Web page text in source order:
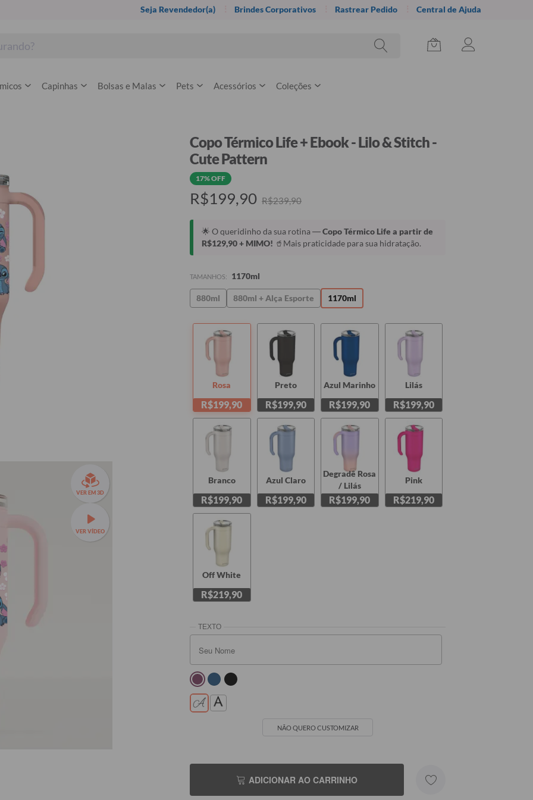
Seja Revendedor(a) Brindes Corporativos Rastrear Pedido Central de Ajuda
Capinhas Bolsas e Malas Pets Acessórios Coleções
VER EM 3D
VER VÍDEO
Copo Térmico Life + Ebook - Lilo & Stitch -
Cute Pattern
R$239,90
R$199,90
17% OFF
🌟 O queridinho da sua rotina —Copo Térmico Life a partir de
R$129,90 + MIMO! 🥤Mais praticidade para sua hidratação.
TAMANHOS: 1170ml
880ml 880ml + Alça Esporte 1170ml
Rosa
R$199,90
Preto
R$199,90
Azul Marinho
R$199,90
Lilás
R$199,90
Branco
R$199,90
Azul Claro
R$199,90
Degradê Rosa
/ Lilás
R$199,90
Pink
R$219,90
Off White
R$219,90
NÃO QUERO CUSTOMIZAR
ADICIONAR AO CARRINHO